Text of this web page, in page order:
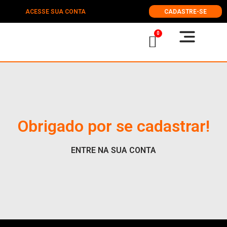
ACESSE SUA CONTA CADASTRE-SE
0
Obrigado por se cadastrar!
ENTRE NA SUA CONTA